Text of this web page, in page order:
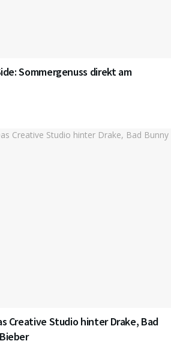
Sommergenuss direkt am
Creative Studio hinter Drake, Bad